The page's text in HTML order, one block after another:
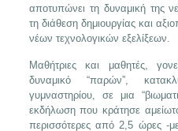
αποτυπώνει τη δυναμική της
τη διάθεση δημιουργίας και
νέων τεχνολογικών εξελίξεων.
Μαθήτριες και μαθητές,
δυναμικό “παρών”,
γυμναστηρίου, σε μια
εκδήλωση που κράτησε
περισσότερες από 2,5 ώρες -